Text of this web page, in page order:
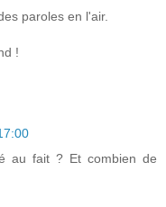
paroles en l'air.
!
au fait ? Et combien de